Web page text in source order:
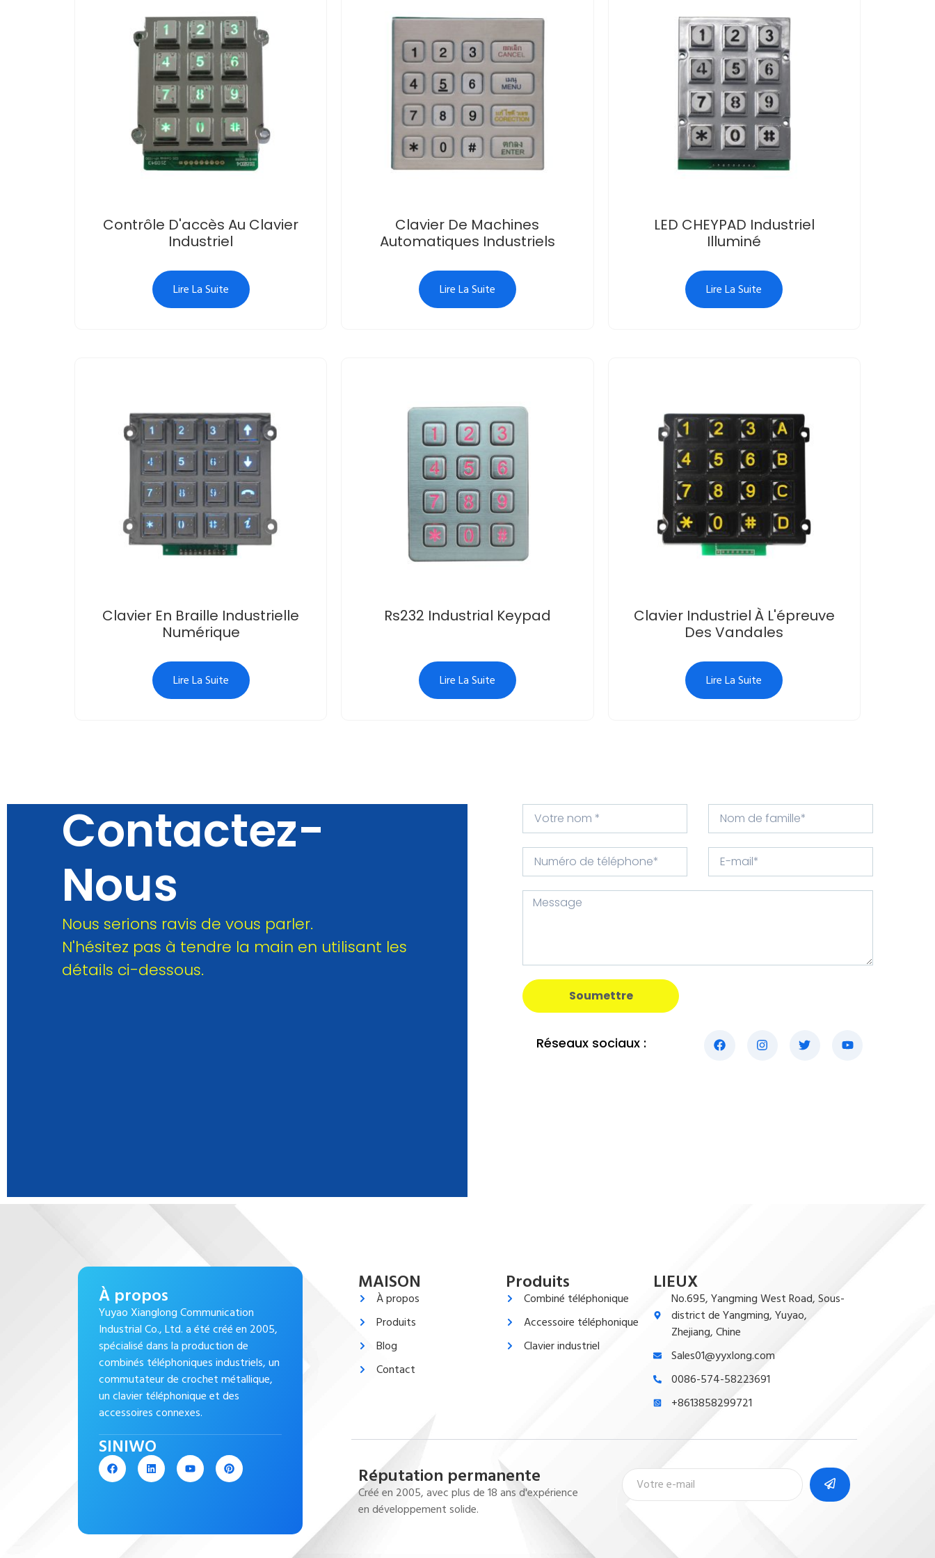
Contrôle D'accès Au Clavier
Industriel
Lire La Suite
Clavier De Machines
Automatiques Industriels
Lire La Suite
LED CHEYPAD Industriel
Illuminé
Lire La Suite
Clavier En Braille Industrielle
Numérique
Lire La Suite
Rs232 Industrial Keypad
Lire La Suite
Clavier Industriel À L'épreuve
Des Vandales
Lire La Suite
Contactez-
Nous
Nous serions ravis de vous parler.
N'hésitez pas à tendre la main en utilisant les
détails ci-dessous.
Soumettre
Réseaux sociaux :
À propos
Yuyao Xianglong Communication
Industrial Co., Ltd. a été créé en 2005,
spécialisé dans la production de
combinés téléphoniques industriels, un
commutateur de crochet métallique,
un clavier téléphonique et des
accessoires connexes.
SINIWO
MAISON
À propos
Produits
Blog
Contact
Produits
Combiné téléphonique
Accessoire téléphonique
Clavier industriel
LIEUX
No.695, Yangming West Road, Sous-
district de Yangming, Yuyao,
Zhejiang, Chine
Sales01@yyxlong.com
0086-574-58223691
+8613858299721
Réputation permanente
Créé en 2005, avec plus de 18 ans d'expérience
en développement solide.